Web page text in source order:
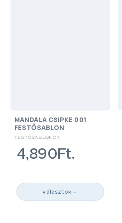
MANDALA CSIPKE 001
FESTŐSABLON
FESTŐSABLONOK
4,890Ft.
választok →